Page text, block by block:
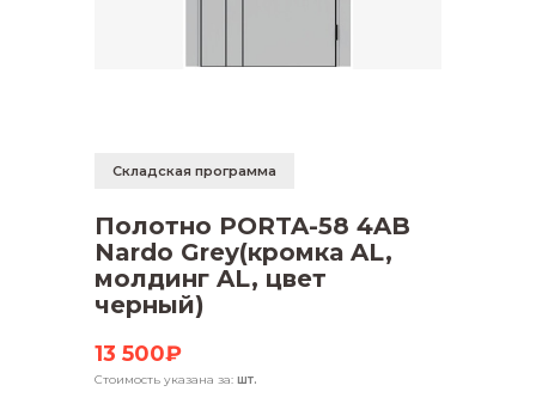
Складская программа
Полотно PORTA-58 4AB
Nardo Grey(кромка AL,
молдинг AL, цвет
черный)
13 500₽
Стоимость указана за: шт.